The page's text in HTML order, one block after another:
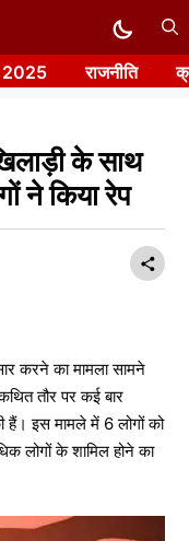
2025 राजनीति
के साथ
ने किया रेप
करने का मामला सामने
तौर पर कई बार
हैं। इस मामले में 6 लोगों को
लोगों के शामिल होने का